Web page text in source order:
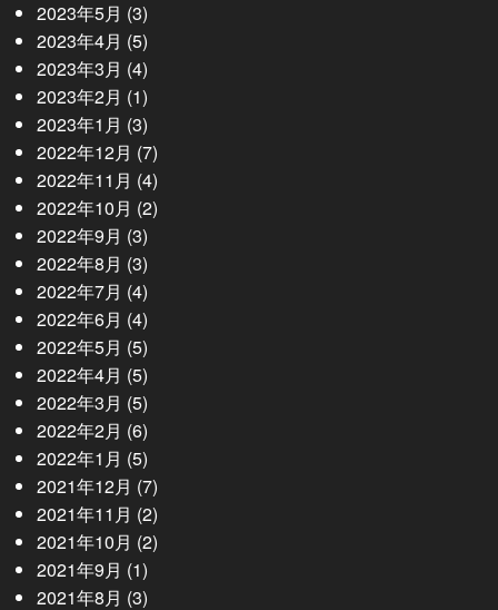
2023年5月 (3)
2023年4月 (5)
2023年3月 (4)
2023年2月 (1)
2023年1月 (3)
2022年12月 (7)
2022年11月 (4)
2022年10月 (2)
2022年9月 (3)
2022年8月 (3)
2022年7月 (4)
2022年6月 (4)
2022年5月 (5)
2022年4月 (5)
2022年3月 (5)
2022年2月 (6)
2022年1月 (5)
2021年12月 (7)
2021年11月 (2)
2021年10月 (2)
2021年9月 (1)
2021年8月 (3)